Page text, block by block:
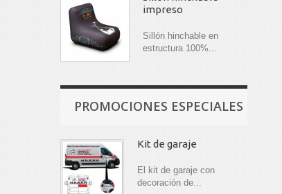
impreso
Sillón hinchable en
estructura 100%...
PROMOCIONES ESPECIALES
Kit de garaje
El kit de garaje con
decoración de...